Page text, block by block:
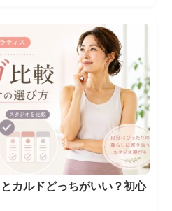
カルドどっちがいい？初心